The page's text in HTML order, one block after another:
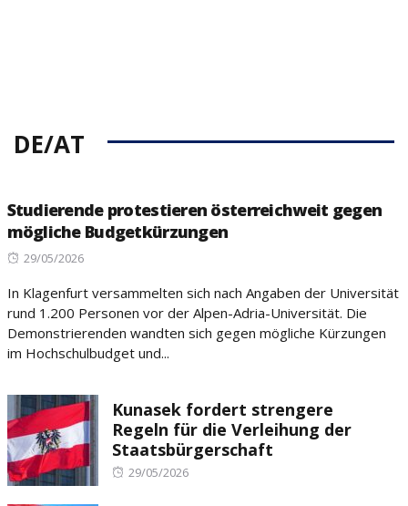
DE/AT
Studierende protestieren österreichweit gegen
mögliche Budgetkürzungen
Posted
29/05/2026
In Klagenfurt versammelten sich nach Angaben der Universität
rund 1.200 Personen vor der Alpen-Adria-Universität. Die
Demonstrierenden wandten sich gegen mögliche Kürzungen
im Hochschulbudget und...
Kunasek fordert strengere
Regeln für die Verleihung der
Staatsbürgerschaft
Posted
29/05/2026